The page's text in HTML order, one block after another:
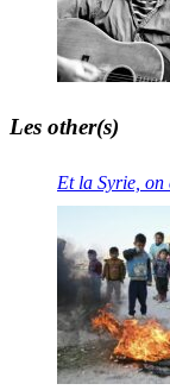
Les other(s)
Et la Syrie, on